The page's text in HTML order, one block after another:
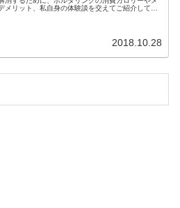
メリット、私自身の体験談を交えてご紹介してい
2018.10.28